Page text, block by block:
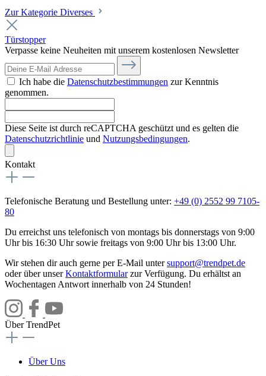
Zur Kategorie Diverses
Türstopper
Verpasse keine Neuheiten mit unserem kostenlosen Newsletter
Ich habe die Datenschutzbestimmungen zur Kenntnis
genommen.
Diese Seite ist durch reCAPTCHA geschützt und es gelten die
Datenschutzrichtlinie und Nutzungsbedingungen.
Kontakt
Telefonische Beratung und Bestellung unter: +49 (0) 2552 99 7105-
80
Du erreichst uns telefonisch von montags bis donnerstags von 9:00
Uhr bis 16:30 Uhr sowie freitags von 9:00 Uhr bis 13:00 Uhr.
Wir stehen dir auch gerne per E-Mail untersupport@trendpet.de
oder über unserKontaktformularzur Verfügung. Du erhältst an
Wochentagen Antwort innerhalb von 24 Stunden!
Über TrendPet
Über Uns